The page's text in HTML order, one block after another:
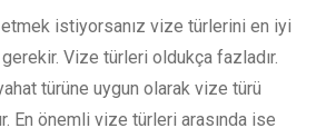
istiyorsanız vize türlerini en iyi
Vize türleri oldukça fazladır.
türüne uygun olarak vize türü
En önemli vize türleri arasında ise